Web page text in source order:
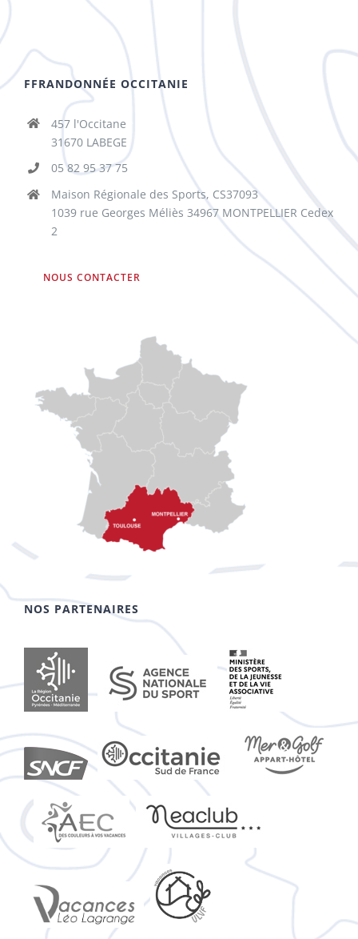
FFRANDONNÉE OCCITANIE
457 l'Occitane
31670 LABEGE
05 82 95 37 75
Maison Régionale des Sports, CS37093
1039 rue Georges Méliès 34967 MONTPELLIER Cedex
2
NOUS CONTACTER
NOS PARTENAIRES